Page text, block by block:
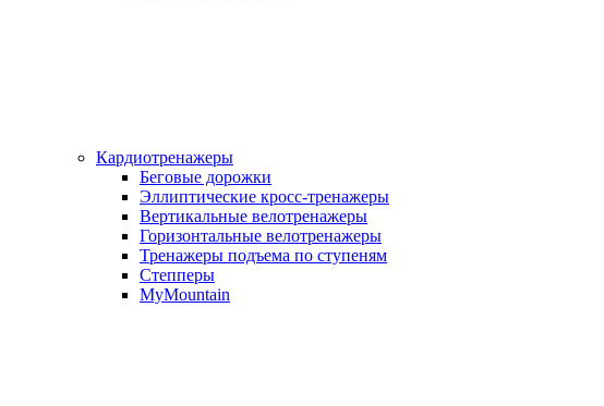
Кардиотренажеры
Беговые дорожки
Эллиптические кросс-тренажеры
Вертикальные велотренажеры
Горизонтальные велотренажеры
Тренажеры подъема по ступеням
Степперы
MyMountain